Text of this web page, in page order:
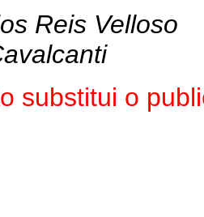
Reis Velloso
substitui o